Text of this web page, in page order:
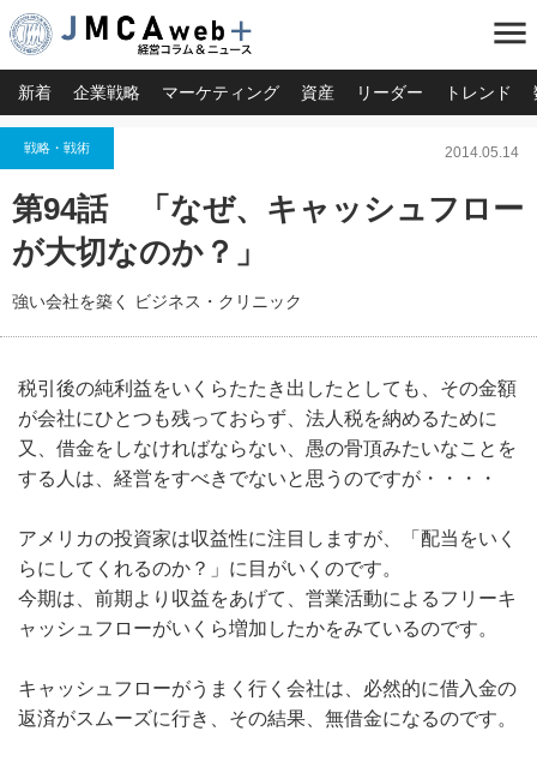
menu
新着 企業戦略 マーケティング 資産 リーダー トレンド
戦略・戦術 2014.05.14
第94話 「なぜ、キャッシュフロー
が大切なのか？」
強い会社を築く ビジネス・クリニック
税引後の純利益をいくらたたき出したとしても、その金額
が会社にひとつも残っておらず、法人税を納めるために
又、借金をしなければならない、愚の骨頂みたいなことを
する人は、経営をすべきでないと思うのですが・・・・
アメリカの投資家は収益性に注目しますが、「配当をいく
らにしてくれるのか？」に目がいくのです。
今期は、前期より収益をあげて、営業活動によるフリーキ
ャッシュフローがいくら増加したかをみているのです。
キャッシュフローがうまく行く会社は、必然的に借入金の
返済がスムーズに行き、その結果、無借金になるのです。